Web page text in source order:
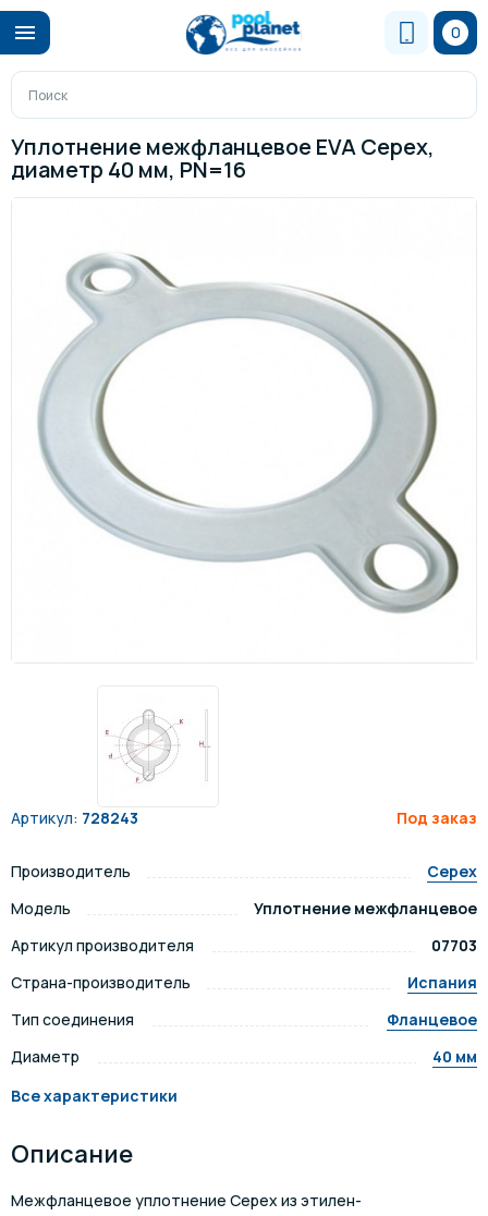
0
Уплотнение межфланцевое EVA Cepex,
диаметр 40 мм, PN=16
Артикул: 728243 Под заказ
Производитель
Cepex
Модель
Уплотнение межфланцевое
Артикул производителя
07703
Страна-производитель
Испания
Тип соединения
Фланцевое
Диаметр
40 мм
Все характеристики
Описание
Межфланцевое уплотнение Cepex из этилен-